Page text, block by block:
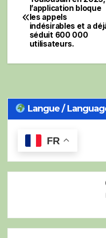
de
l’article
l’application bloque
les appels
indésirables et a
séduit 600 000
utilisateurs.
Langue /
FR